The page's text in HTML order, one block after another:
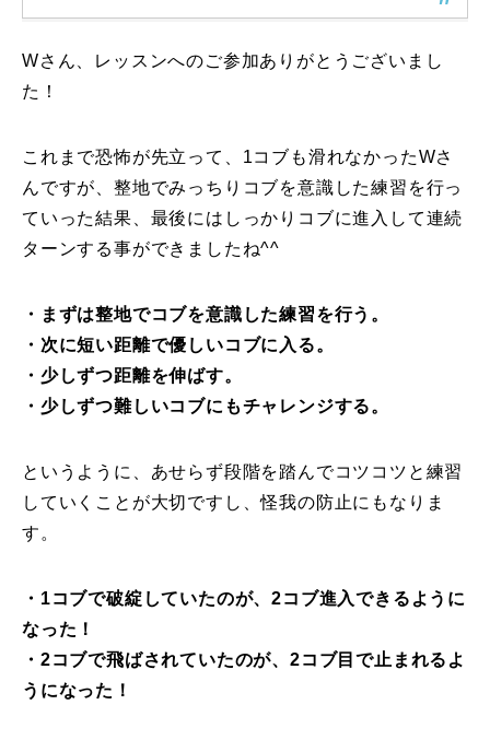
コブレッスン参加のお客様の声
レッスンレポート Report
よくある質問 FAQ
レッスン内容について
レッスン周辺に関して
お申し込みについて
最新レッスン動画
レッスン動画一覧
Online Store
コブ斜面の滑り方解説動画
無料プレゼント動画
プレゼント
Wさん、レッスンへのご参加ありがとうございまし
た！
これまで恐怖が先立って、1コブも滑れなかったWさ
んですが、整地でみっちりコブを意識した練習を行っ
ていった結果、最後にはしっかりコブに進入して連続
ターンする事ができましたね^^
・まずは整地でコブを意識した練習を行う。
・次に短い距離で優しいコブに入る。
・少しずつ距離を伸ばす。
・少しずつ難しいコブにもチャレンジする。
というように、あせらず段階を踏んでコツコツと練習
していくことが大切ですし、怪我の防止にもなりま
す。
・1コブで破綻していたのが、2コブ進入できるように
なった！
・2コブで飛ばされていたのが、2コブ目で止まれるよ
うになった！